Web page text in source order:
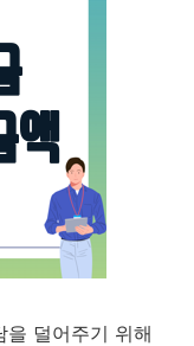
을 덜어주기 위해